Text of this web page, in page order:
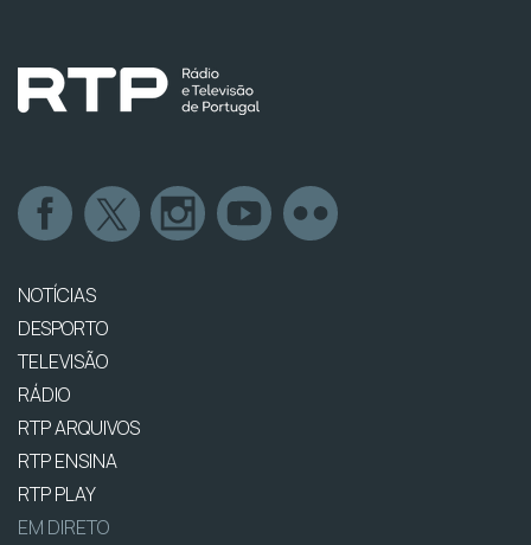
NOTÍCIAS
DESPORTO
TELEVISÃO
RÁDIO
RTP ARQUIVOS
RTP ENSINA
RTP PLAY
EM DIRETO